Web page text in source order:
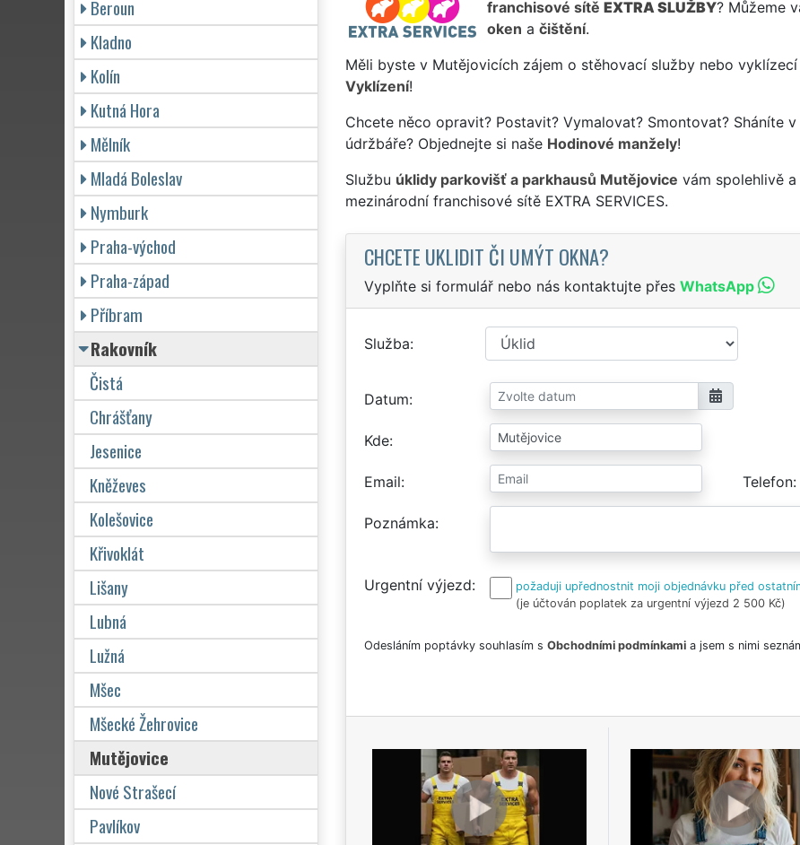
franchisové sítě EXTRA SLUŽBY? Můžeme
oken a čištění.
Měli byste v Mutějovicích zájem o stěhovací služby nebo
Vyklízení!
Chcete něco opravit? Postavit? Vymalovat? Smontovat? Sháníte
údržbáře? Objednejte si naše Hodinové manžely!
Službu úklidy parkovišť a parkhausů Mutějovice vám spolehlivě
mezinárodní franchisové sítě EXTRA SERVICES.
CHCETE UKLIDIT ČI UMÝT OKNA?
Vyplňte si formulář nebo nás kontaktujte přes WhatsApp
Služba
Datum
Kde
Email Telefon
Poznámka
Urgentní výjezd
požaduji upřednostnit moji objednávku před
(je účtován poplatek za urgentní výjezd 2 500 Kč)
Odesláním poptávky souhlasím s Obchodními podmínkamia jsem s nimi
Beroun
Kladno
Kolín
Kutná Hora
Mělník
Mladá Boleslav
Nymburk
Praha-východ
Praha-západ
Příbram
Rakovník
Čistá
Chrášťany
Jesenice
Kněževes
Kolešovice
Křivoklát
Lišany
Lubná
Lužná
Mšec
Mšecké Žehrovice
Mutějovice
Nové Strašecí
Pavlíkov